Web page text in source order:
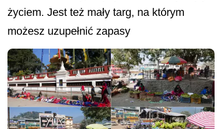
życiem. Jest też mały targ, na którym
możesz uzupełnić zapasy